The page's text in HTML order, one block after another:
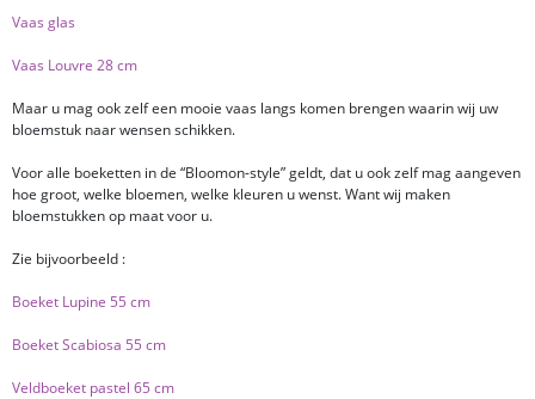
Vaas glas
Vaas Louvre 28 cm
Maar u mag ook zelf een mooie vaas langs komen brengen waarin wij uw
bloemstuk naar wensen schikken.
Voor alle boeketten in de “Bloomon-style” geldt, dat u ook zelf mag aangeven
hoe groot, welke bloemen, welke kleuren u wenst. Want wij maken
bloemstukken op maat voor u.
Zie bijvoorbeeld :
Boeket Lupine 55 cm
Boeket Scabiosa 55 cm
Veldboeket pastel 65 cm